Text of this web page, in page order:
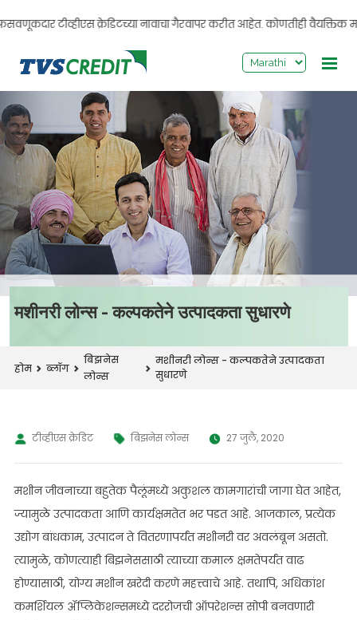
टीव्हीएस क्रेडिटच्या नावाचा गैरवापर करीत आहेत. कोणतीही वैयक्तिक
मशीनरी लोन्स - कल्पकतेने उत्पादकता सुधारणे
होम ब्लॉग
बिझनेस
लोन्स
मशीनरी लोन्स - कल्पकतेने उत्पादकता
सुधारणे
टीव्हीएस क्रेडिट बिझनेस लोन्स 27 जुलै, 2020
मशीन जीवनाच्या बहुतेक पैलूंमध्ये अकुशल कामगारांची जागा घेत आहेत,
ज्यामुळे उत्पादकता आणि कार्यक्षमतेत भर पडत आहे. आजकाल, प्रत्येक
उद्योग बांधकाम, उत्पादन ते वितरणापर्यंत मशीनरी वर अवलंबून असतो.
त्यामुळे, कोणत्याही बिझनेससाठी त्याच्या कमाल क्षमतेपर्यंत वाढ
होण्यासाठी, योग्य मशीन खरेदी करणे महत्त्वाचे आहे. तथापि, अधिकांश
कमर्शियल ॲप्लिकेशन्समध्ये दररोजची ऑपरेशन्स सोपी बनवणारी